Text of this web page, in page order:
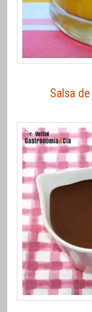
Salsa